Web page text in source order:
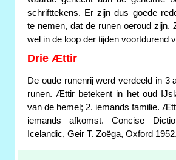
schrifttekens. Er zijn dus goede
te nemen, dat de runen oeroud zijn.
wel in de loop der tijden voortdurend
Drie Ættir
De oude runenrij werd verdeeld in 3
runen. Ættir betekent in het oud
van de hemel; 2. iemands familie.
iemands afkomst. Concise
Icelandic, Geir T. Zoëga, Oxford 1952.